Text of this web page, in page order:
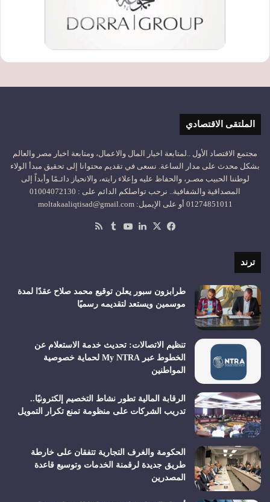
الملتقى الاقتصادي
مجتمع الاقتصاد الأول ..لمتابعة اخبار المال والاعمال، ومتابعة اخبار مصر والعالم
بشكل محدث على مدار الساعة. نسعى في تقديم محتوانا إلى تحقيق مبدأ الولاء
لوطننا الحبيب مصـر، والحفاظ عليه وإعلاء رايته، والانحياز دائـمًا وأبداً إلى
المصداقية والشفافية.. نرحب تواصلكم الدائم على : 01004072130
01274851011 أو على الإيميل: moltakaaliqtisad@gmail.com
فيسبوك
‫X لينكدإن‫YouTube
ترند
طرابزون سبور يعلن توقيع محمد صلاح عقدًا لمدة
موسمين ويستعد لتقديمه رسميًا
تنظيم الاتصالات: تحديث خدمة الاستعلام عن
الخطوط عبر My NTRA لحماية خصوصية
المواطنين
الرقابة المالية تطور نشاط التخصيم إلكترونيًا..
تدريب الشركات على منظومة تمنع تكرار التمويل
الحكومة والغرف التجارية تتفقان على خارطة
طريق جديدة لرقمنة الخدمات وتوسيع قاعدة
المصدرين